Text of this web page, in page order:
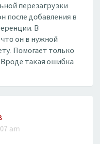
перезагрузки
после добавления в
В
он в нужной
Помогает только
Вроде такая ошибка
am